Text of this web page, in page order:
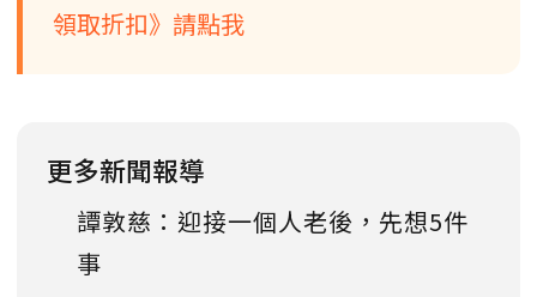
領取折扣》請點我
更多新聞報導
譚敦慈：迎接一個人老後，先想5件
事